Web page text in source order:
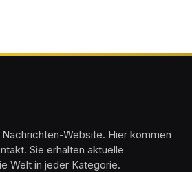
Website. Hier kommen
Sie erhalten aktuelle
Welt in jeder Kategorie.